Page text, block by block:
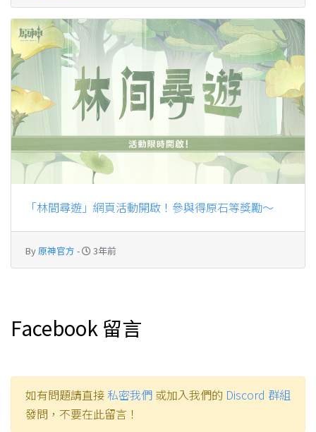
「林間尋遊」網頁活動開啟！參與得原石等獎勵～
By原神官方 - 3年前
Facebook 留言
如有問題請直接私密我們 或加入我們的 Discord 群組
發問，不要在此留言！